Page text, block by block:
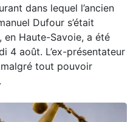
dans lequel l’ancien
Dufour s’était
Haute-Savoie, a été
4 août. L’ex-présentateur
tout pouvoir